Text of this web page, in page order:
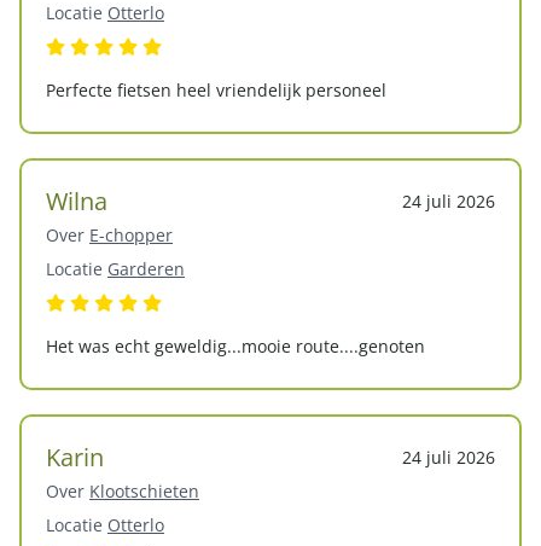
Locatie Otterlo
Perfecte fietsen heel vriendelijk personeel
Wilna
24 juli 2026
Over E-chopper
Locatie Garderen
Het was echt geweldig...mooie route....genoten
Karin
24 juli 2026
Over Klootschieten
Locatie Otterlo